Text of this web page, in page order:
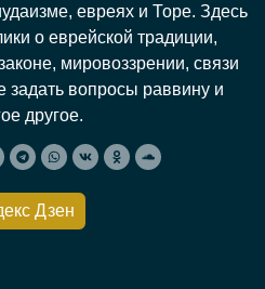
евреях и Торе. Здесь
о еврейской традиции,
мировоззрении, связи
задать вопросы раввину и
другое.
Дзен